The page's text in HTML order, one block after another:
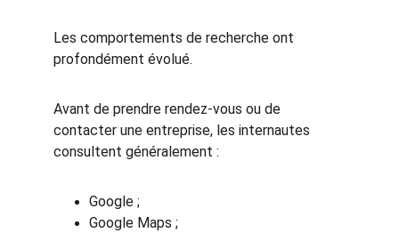
Les comportements de recherche ont
profondément évolué.
Avant de prendre rendez-vous ou de
contacter une entreprise, les internautes
consultent généralement :
Google ;
Google Maps ;